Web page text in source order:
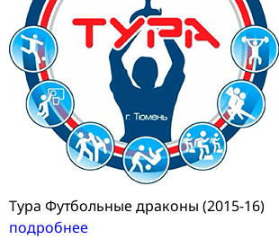
Тура Футбольные драконы (2015-16)
подробнее